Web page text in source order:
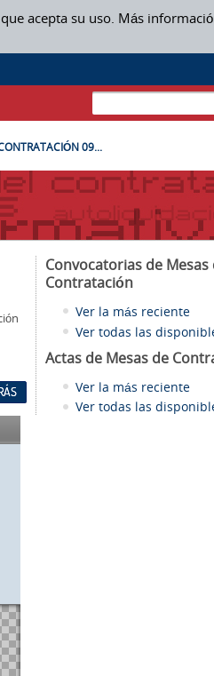
acepta su uso. Más
09...
Convocatorias de Mesas
Contratación
Ver la más reciente
Ver todas las
Actas de Mesas de
Ver la más reciente
Ver todas las